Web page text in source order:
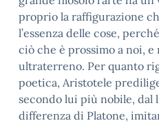
proprio la raffigurazione
l’essenza delle cose,
ciò che è prossimo a noi,
ultraterreno. Per quanto
poetica, Aristotele
secondo lui più nobile, dal
differenza di Platone,